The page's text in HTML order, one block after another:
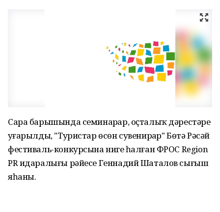
Сара барышында семинарҙар, оҫталыҡ дәрестәре
уҙғарылды, "Туристар өсөн сувенирҙар" Бөтә Рәсәй
фестиваль-конкурсына нигеҙ һалған ФРОС Region
PR идаралығы рәйесе Геннадий Шаталов сығыш
яһаны.